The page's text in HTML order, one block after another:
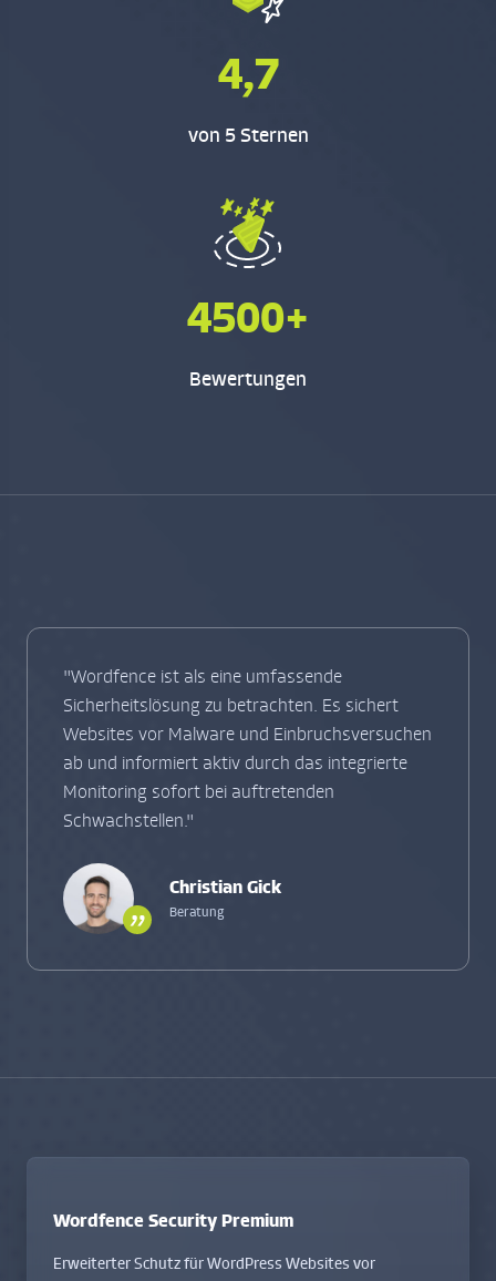
4,7
von 5 Sternen
4500+
Bewertungen
"Wordfence ist als eine umfassende
Sicherheitslösung zu betrachten. Es sichert
Websites vor Malware und Einbruchsversuchen
ab und informiert aktiv durch das integrierte
Monitoring sofort bei auftretenden
Schwachstellen."
”
Christian Gick
Beratung
Wordfence Security Premium
Erweiterter Schutz für WordPress Websites vor